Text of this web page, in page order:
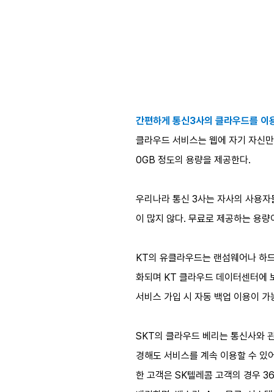
간편하게 통신3사의 클라우드를 이
클라우드 서비스는 웹에 자기 자신
0GB 정도의 용량을 제공한다.
우리나라 통신 3사는 자사의 사용
이 많지 않다. 무료로 제공하는 용
KT의 유클라우드는 랜섬웨어나 하
화되며 KT 클라우드 데이터센터에
서비스 가입 시 자동 백업 이용이
SKT의 클라우드 베리는 통신사와
경해도 서비스를 계속 이용할 수 있
한 고객은 SK텔레콤 고객의 경우